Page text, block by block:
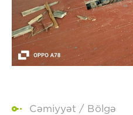
Cəmiyyət / Bölgə